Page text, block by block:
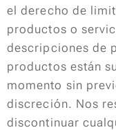
el derecho de
productos o
descripciones de
productos están
momento sin
discreción. Nos
discontinuar